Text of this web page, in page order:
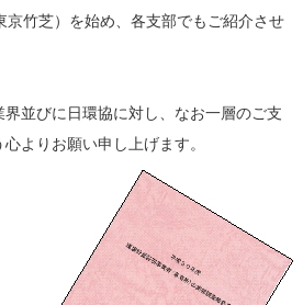
京竹芝）を始め、各支部でもご紹介させ
並びに日環協に対し、なお一層のご支
よりお願い申し上げます。